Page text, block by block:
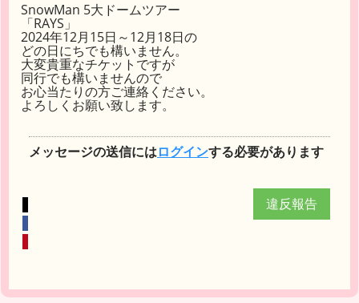
SnowMan 5大ドームツアー
「RAYS」
2024年12月15日～12月18日の
どの日にちでも構いません。
大変貴重なチケットですが
同行でも構いませんので
お心当たりの方ご連絡ください。
よろしくお願い致します。
メッセージの送信にはログインする必要があります
違反報告